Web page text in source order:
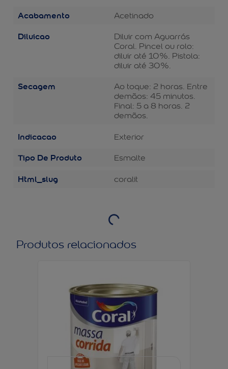
Acabamento Acetinado
Diluicao
Diluir com Aguarrás
Coral. Pincel ou rolo:
diluir até 10%. Pistola:
diluir até 30%.
Secagem
Ao toque: 2 horas. Entre
demãos: 45 minutos.
Final: 5 a 8 horas. 2
demãos.
Indicacao Exterior
Tipo De Produto Esmalte
Html_slug coralit
Produtos relacionados